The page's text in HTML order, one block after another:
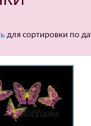
для сортировки по